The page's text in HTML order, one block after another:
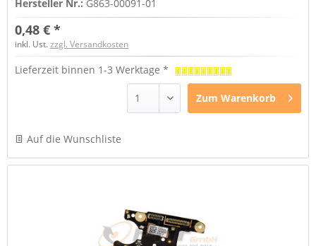
Hersteller Nr.: G863-00091-01
0,48 € *
inkl. Ust.zzgl. Versandkosten
Lieferzeit binnen 1-3 Werktage *
Zum Warenkorb
Auf die Wunschliste